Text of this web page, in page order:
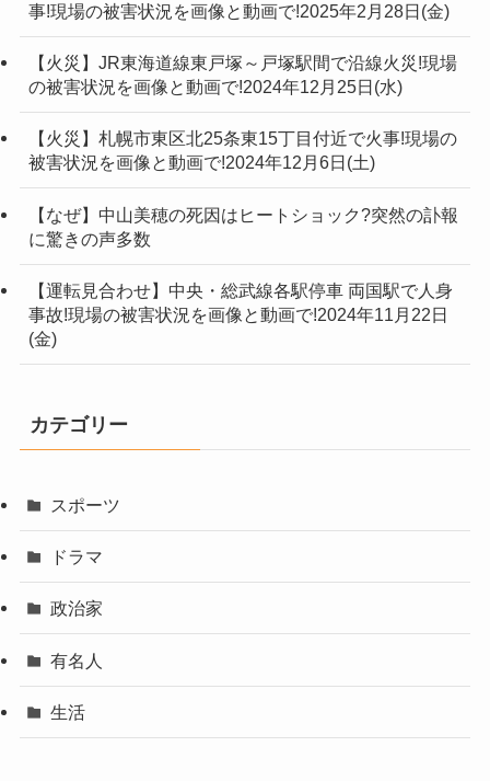
事!現場の被害状況を画像と動画で!2025年2月28日(金)
【火災】JR東海道線東戸塚～戸塚駅間で沿線火災!現場
の被害状況を画像と動画で!2024年12月25日(水)
【火災】札幌市東区北25条東15丁目付近で火事!現場の
被害状況を画像と動画で!2024年12月6日(土)
【なぜ】中山美穂の死因はヒートショック?突然の訃報
に驚きの声多数
【運転見合わせ】中央・総武線各駅停車 両国駅で人身
事故!現場の被害状況を画像と動画で!2024年11月22日
(金)
カテゴリー
スポーツ
ドラマ
政治家
有名人
生活